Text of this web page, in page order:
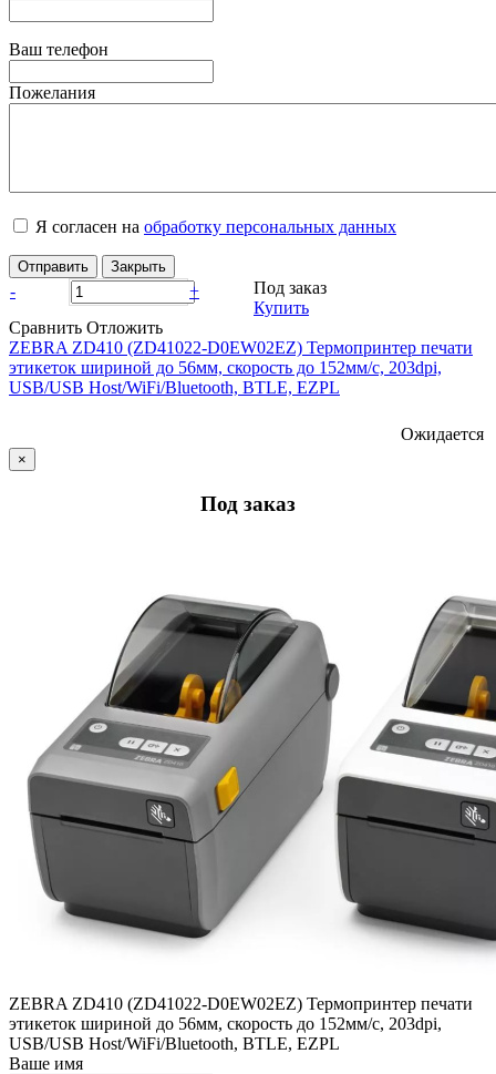
Ваш телефон
Пожелания
Я согласен на обработку персональных данных
Отправить Закрыть
- +
Под заказ
Купить
Сравнить Отложить
ZEBRA ZD410 (ZD41022-D0EW02EZ) Термопринтер печати
этикеток шириной до 56мм, скорость до 152мм/с, 203dpi,
USB/USB Host/WiFi/Bluetooth, BTLE, EZPL
Ожидается
×
Под заказ
ZEBRA ZD410 (ZD41022-D0EW02EZ) Термопринтер печати
этикеток шириной до 56мм, скорость до 152мм/с, 203dpi,
USB/USB Host/WiFi/Bluetooth, BTLE, EZPL
Ваше имя